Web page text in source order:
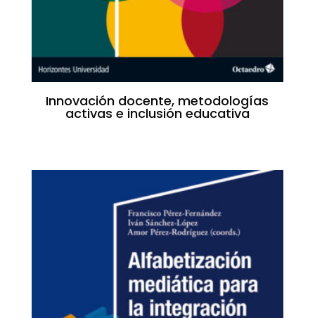
Innovación docente, metodologías
activas e inclusión educativa